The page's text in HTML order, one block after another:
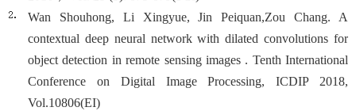
Wan Shouhong, Li Xingyue, Jin Peiquan,Zou Chang. A
contextual deep neural network with dilated convolutions for
object detection in remote sensing images . Tenth International
Conference on Digital Image Processing, ICDIP 2018,
Vol.10806(EI)